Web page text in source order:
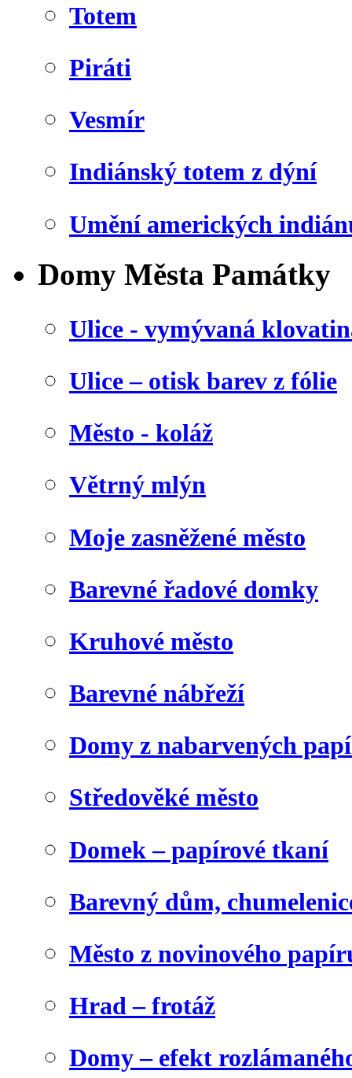
Totem
Piráti
Vesmír
Indiánský totem z dýní
Umění amerických
Domy Města Památky
Ulice - vymývaná
Ulice – otisk barev z fólie
Město - koláž
Větrný mlýn
Moje zasněžené město
Barevné řadové domky
Kruhové město
Barevné nábřeží
Domy z nabarvených
Středověké město
Domek – papírové tkaní
Barevný dům,
Město z novinového
Hrad – frotáž
Domy – efekt